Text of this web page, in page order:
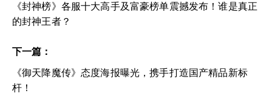
《封神榜》各服十大高手及富豪榜单震撼发布！谁是真正
的封神王者？
下一篇：
《御天降魔传》态度海报曝光，携手打造国产精品新标
杆！